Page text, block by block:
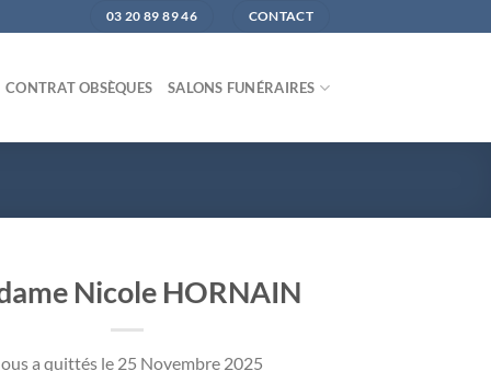
03 20 89 89 46 CONTACT
CONTRAT OBSÈQUES SALONS FUNÉRAIRES
Nicole HORNAIN
a quittés le 25 Novembre 2025